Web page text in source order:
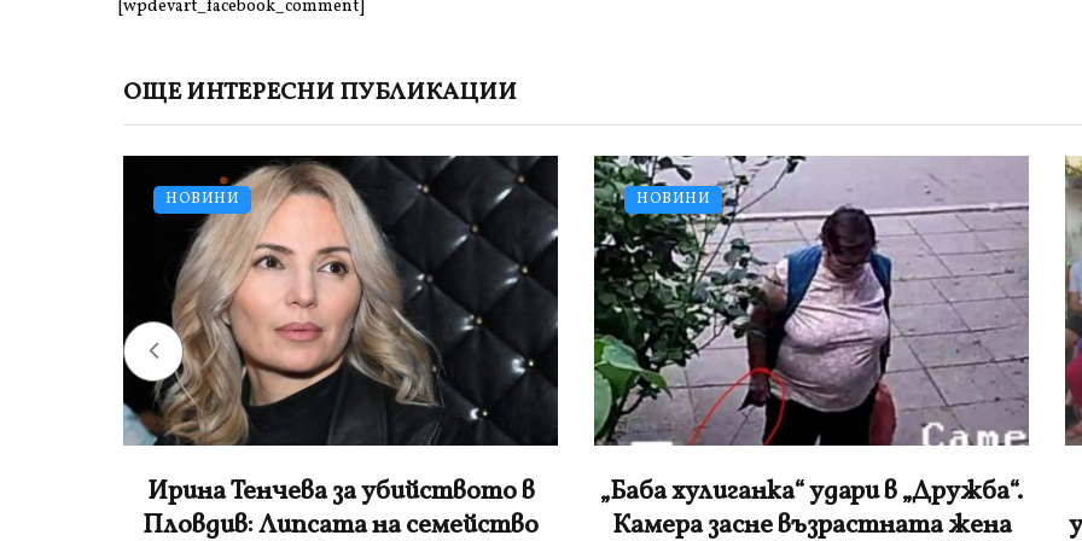
[wpdevart_facebook_comment]
ОЩЕ ИНТЕРЕСНИ ПУБЛИКАЦИИ
НОВИНИ
„Баба хулиганка“ удари в „Дружба“.
Камера засне възрастната жена
НОВИНИ
10 деца за задържани за
убийството на Георги, извикали го